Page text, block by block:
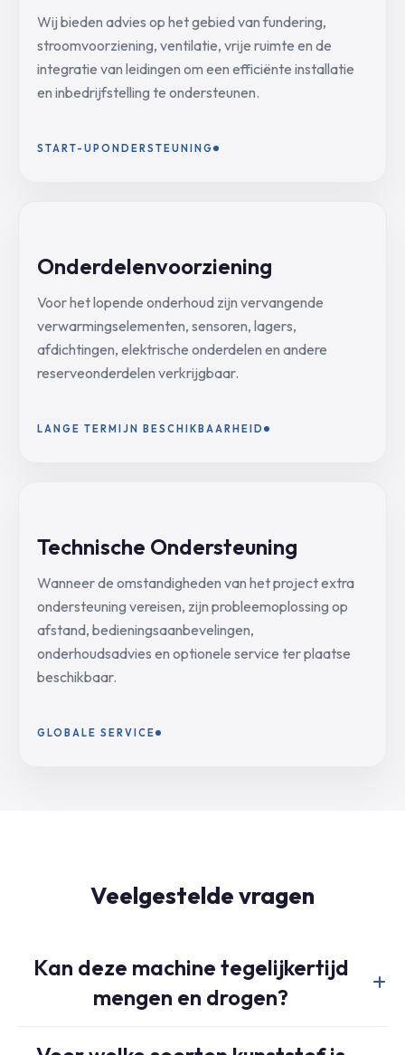
Wij bieden advies op het gebied van fundering,
stroomvoorziening, ventilatie, vrije ruimte en de
integratie van leidingen om een efficiënte installatie
en inbedrijfstelling te ondersteunen.
START-UPONDERSTEUNING
Onderdelenvoorziening
Voor het lopende onderhoud zijn vervangende
verwarmingselementen, sensoren, lagers,
afdichtingen, elektrische onderdelen en andere
reserveonderdelen verkrijgbaar.
LANGE TERMIJN BESCHIKBAARHEID
Technische Ondersteuning
Wanneer de omstandigheden van het project extra
ondersteuning vereisen, zijn probleemoplossing op
afstand, bedieningsaanbevelingen,
onderhoudsadvies en optionele service ter plaatse
beschikbaar.
GLOBALE SERVICE
Veelgestelde vragen
Kan deze machine tegelijkertijd
mengen en drogen?